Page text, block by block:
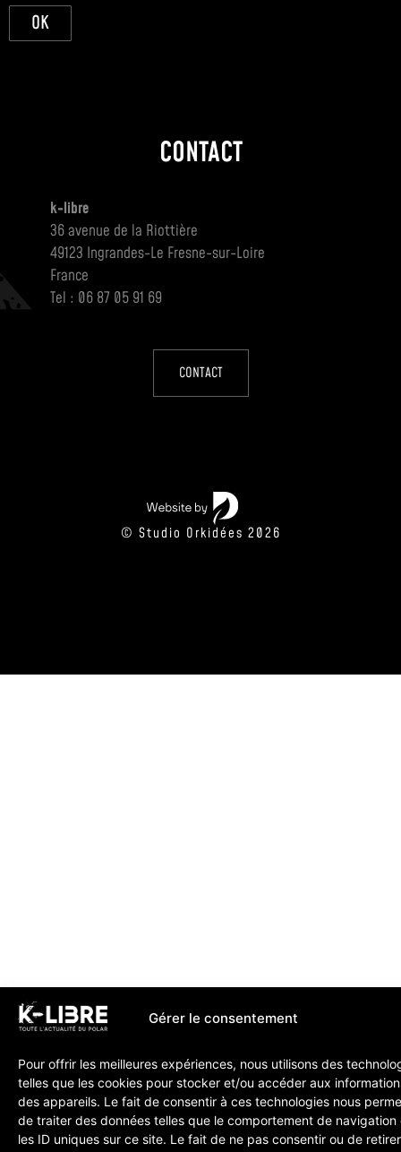
Gérer le consentement
Pour offrir les meilleures expériences, nous utilisons des
telles que les cookies pour stocker et/ou accéder aux
des appareils. Le fait de consentir à ces technologies nous
de traiter des données telles que le comportement de navigation
les ID uniques sur ce site. Le fait de ne pas consentir ou de
OK
CONTACT
k-libre
36 avenue de la Riottière
49123 Ingrandes-Le Fresne-sur-Loire
France
Tel : 06 87 05 91 69
CONTACT
© Studio Orkidées 2026